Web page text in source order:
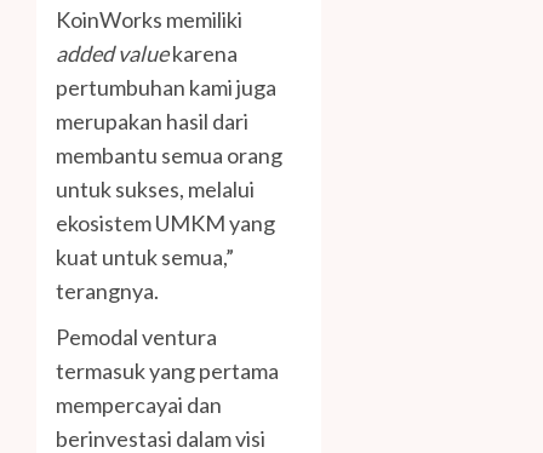
KoinWorks memiliki
added valuekarena
pertumbuhan kami juga
merupakan hasil dari
membantu semua orang
untuk sukses, melalui
ekosistem UMKM yang
kuat untuk semua,”
terangnya.
Pemodal ventura
termasuk yang pertama
mempercayai dan
berinvestasi dalam visi